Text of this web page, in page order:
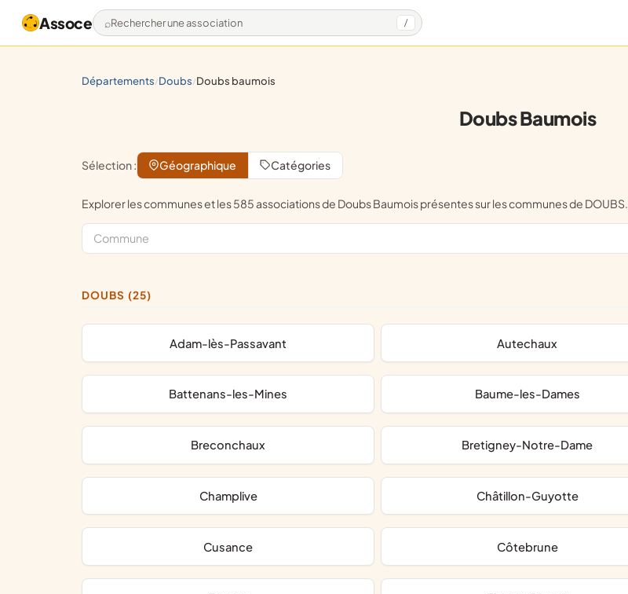
Assoce Rechercher une association /
départements/ doubs/ doubs baumois
Doubs Baumois
Sélection : Géographique Catégories
Explorer les communes et les 585 associations de Doubs Baumois présentes sur les communes de DOUBS.
DOUBS (25)
Adam-lès-Passavant Autechaux
Battenans-les-Mines Baume-les-Dames
Breconchaux Bretigney-Notre-Dame
Champlive Châtillon-Guyotte
Cusance Côtebrune